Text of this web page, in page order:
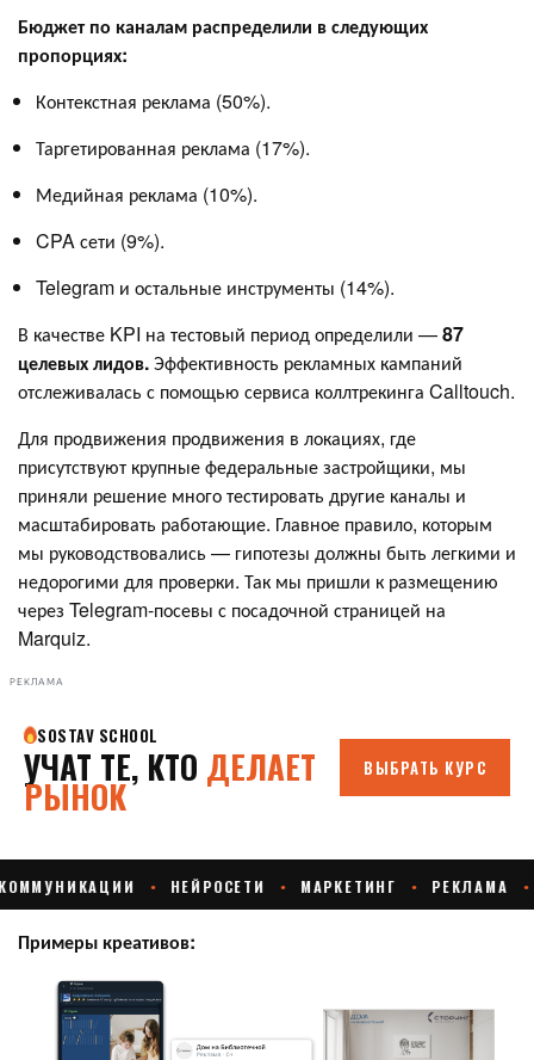
Бюджет по каналам распределили в следующих
пропорциях:
Контекстная реклама (50%).
Таргетированная реклама (17%).
Медийная реклама (10%).
CPA сети (9%).
Telegram и остальные инструменты (14%).
В качестве KPI на тестовый период определили —87
целевых лидов.Эффективность рекламных кампаний
отслеживалась с помощью сервиса коллтрекинга Calltouch.
Для продвижения продвижения в локациях, где
присутствуют крупные федеральные застройщики, мы
приняли решение много тестировать другие каналы и
масштабировать работающие. Главное правило, которым
мы руководствовались — гипотезы должны быть легкими и
недорогими для проверки. Так мы пришли к размещению
через Telegram-посевы с посадочной страницей на
Marquiz.
РЕКЛАМА
Примеры креативов: